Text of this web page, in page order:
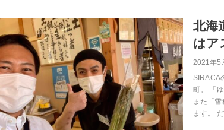
北海
はア
2021年5
SIRACA
町。 「
また「
ます。